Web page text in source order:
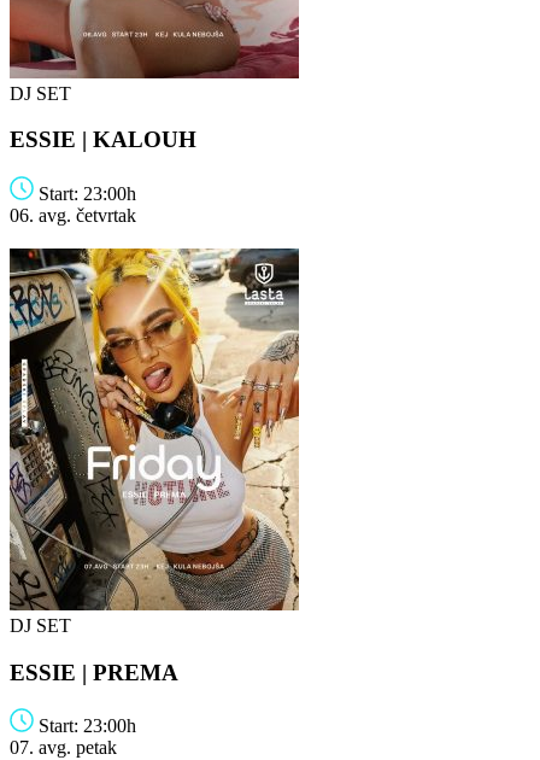
DJ SET
ESSIE | KALOUH
Start: 23:00h
06. avg. četvrtak
DJ SET
ESSIE | PREMA
Start: 23:00h
07. avg. petak